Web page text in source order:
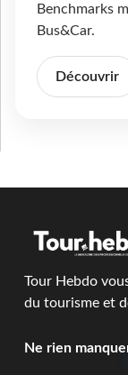
Benchmarks
Bus&Car.
Découvrir
Tour Hebdo
du tourisme et
Ne rien